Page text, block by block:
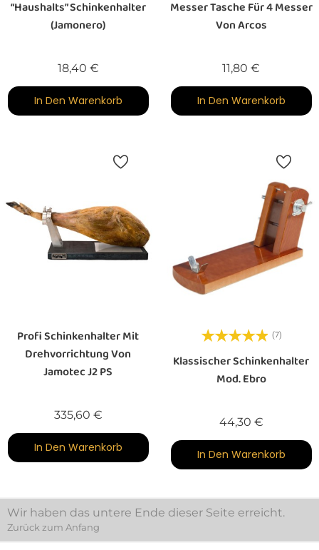
“Haushalts” Schinkenhalter
(Jamonero)
18,40 €Preis
In Den Warenkorb
Messer Tasche Für 4 Messer
Von Arcos
11,80 €
In Den Warenkorb
Profi Schinkenhalter Mit
Drehvorrichtung Von
Jamotec J2 PS
335,60 €Preis
In Den Warenkorb
(7)
Klassischer Schinkenhalter
Mod. Ebro
44,30 €Preis
In Den Warenkorb
Wir haben das untere Ende dieser Seite erreicht.
Zurück zum Anfang